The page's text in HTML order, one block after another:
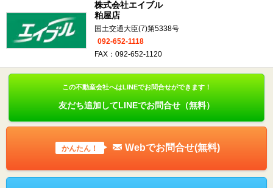
株式会社エイブル
粕屋店
国土交通大臣(7)第5338号
092-652-1118
FAX：092-652-1120
この不動産会社へはLINEでお問合せができます！
友だち追加してLINEでお問合せ（無料）
かんたん！ Webでお問合せ(無料)